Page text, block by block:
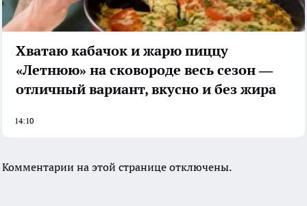
Хватаю кабачок и жарю пиццу
«Летнюю» на сковороде весь сезон —
отличный вариант, вкусно и без жира
14:10
Комментарии на этой странице отключены.